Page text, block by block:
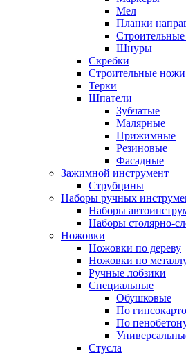
Мел
Планки
Шнуры
Скребки
Строительные ножи
Терки
Шпатели
Зубчатые
Малярные
Прижимные
Резиновые
Фасадные
Зажимной инструмент
Струбцины
Наборы ручных
Наборы
Наборы столярно-
Ножовки
Ножовки по дереву
Ножовки по
Ручные лобзики
Специальные
Обушковые
По
По
Стусла